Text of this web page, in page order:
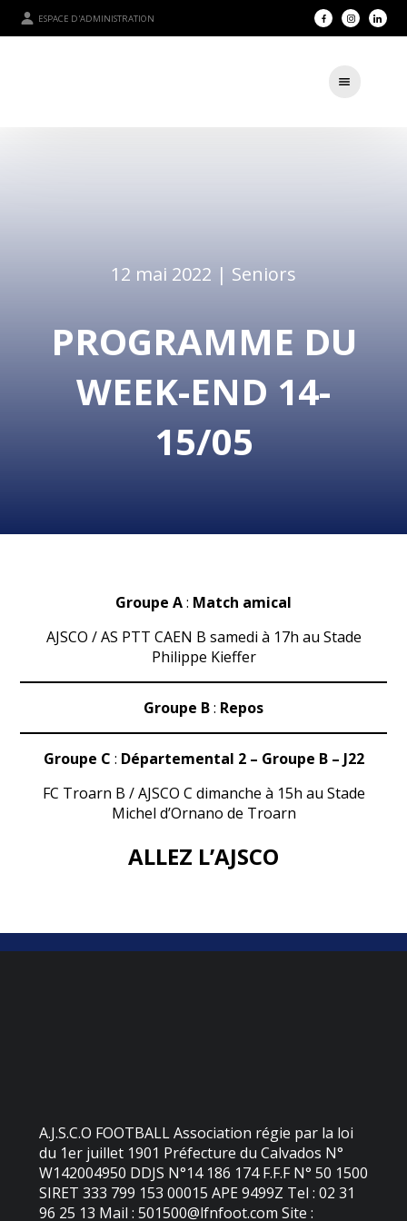
ESPACE D'ADMINISTRATION
12 mai 2022 | Seniors
PROGRAMME DU
WEEK-END 14-
15/05
Groupe A: Match amical
AJSCO / AS PTT CAEN B samedi à 17h au Stade
Philippe Kieffer
Groupe B: Repos
Groupe C : Départemental 2 – Groupe B – J22
FC Troarn B / AJSCO C dimanche à 15h au Stade
Michel d’Ornano de Troarn
ALLEZ L’AJSCO
A.J.S.C.O FOOTBALL Association régie par la loi
du 1er juillet 1901 Préfecture du Calvados N°
W142004950 DDJS N°14 186 174 F.F.F N° 50 1500
SIRET 333 799 153 00015 APE 9499Z Tel : 02 31
96 25 13 Mail : 501500@lfnfoot.com Site :